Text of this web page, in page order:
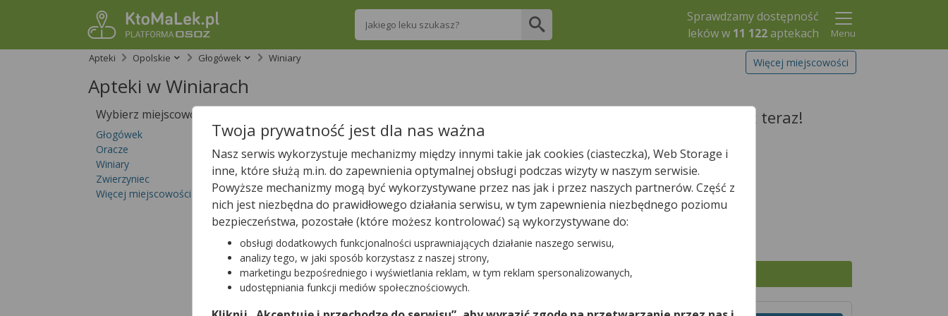
Wpisz nazwę leku
Sprawdzamy dostępność
leków w 11 122aptekach
Menu
Apteki
Opolskie Głogówek Winiary Więcej miejscowości
Apteki w Winiarach
Wybierz miejscowość
Głogówek
Oracze
Winiary
Zwierzyniec
Więcej miejscowości...
Sprawdź, które apteki w Winiarach posiadają Twój lek i zarezerwuj go już teraz!
Wpisz nazwę leku
Szukaj leku
W pobliżu Winiar jest6aptek.
Tylko otwarte apteki
Twoja prywatność jest dla nas ważna
Nasz serwis wykorzystuje mechanizmy między innymi takie jak cookies (ciasteczka), Web Storage i
inne, które służą m.in. do zapewnienia optymalnej obsługi podczas wizyty w naszym serwisie.
Powyższe mechanizmy mogą być wykorzystywane przez nas jak i przez naszych partnerów. Część z
nich jest niezbędna do prawidłowego działania serwisu, w tym zapewnienia niezbędnego poziomu
bezpieczeństwa, pozostałe (które możesz kontrolować) są wykorzystywane do:
obsługi dodatkowych funkcjonalności usprawniających działanie naszego serwisu,
analizy tego, w jaki sposób korzystasz z naszej strony,
marketingu bezpośredniego i wyświetlania reklam, w tym reklam spersonalizowanych,
udostępniania funkcji mediów społecznościowych.